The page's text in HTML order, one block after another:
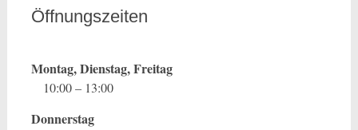
Öffnungszeiten
Montag, Dienstag, Freitag
10:00 – 13:00
Donnerstag